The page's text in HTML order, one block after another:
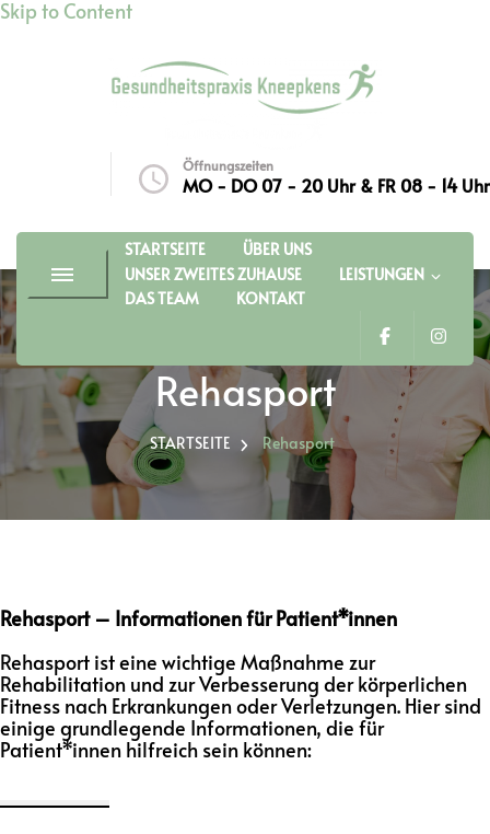
Skip to Content
Gronau – Physiotherapie,
Ergotherapie, Reself-Therapie,
Rehasport, Kurse, Wellness
Öffnungszeiten
MO - DO 07 - 20 Uhr & FR 08 - 14 Uhr
STARTSEITE
ÜBER UNS
UNSER ZWEITES ZUHAUSE
LEISTUNGEN
DAS TEAM
KONTAKT
Rehasport
STARTSEITE Rehasport
Rehasport – Informationen für Patient*innen
Rehasport ist eine wichtige Maßnahme zur
Rehabilitation und zur Verbesserung der körperlichen
Fitness nach Erkrankungen oder Verletzungen. Hier sind
einige grundlegende Informationen, die für
Patient*innen hilfreich sein können: